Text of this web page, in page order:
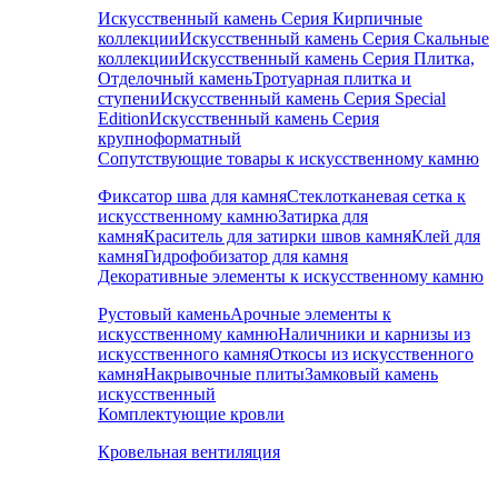
Искусственный камень Серия Кирпичные
коллекцииИскусственный камень Серия Скальные
коллекцииИскусственный камень Серия Плитка,
Отделочный каменьТротуарная плитка и
ступениИскусственный камень Серия Special
EditionИскусственный камень Серия
крупноформатный
Сопутствующие товары к искусственному камню
Фиксатор шва для камняСтеклотканевая сетка к
искусственному камнюЗатирка для
камняКраситель для затирки швов камняКлей для
камняГидрофобизатор для камня
Декоративные элементы к искусственному камню
Рустовый каменьАрочные элементы к
искусственному камнюНаличники и карнизы из
искусственного камняОткосы из искусственного
камняНакрывочные плитыЗамковый камень
искусственный
Комплектующие кровли
Кровельная вентиляция